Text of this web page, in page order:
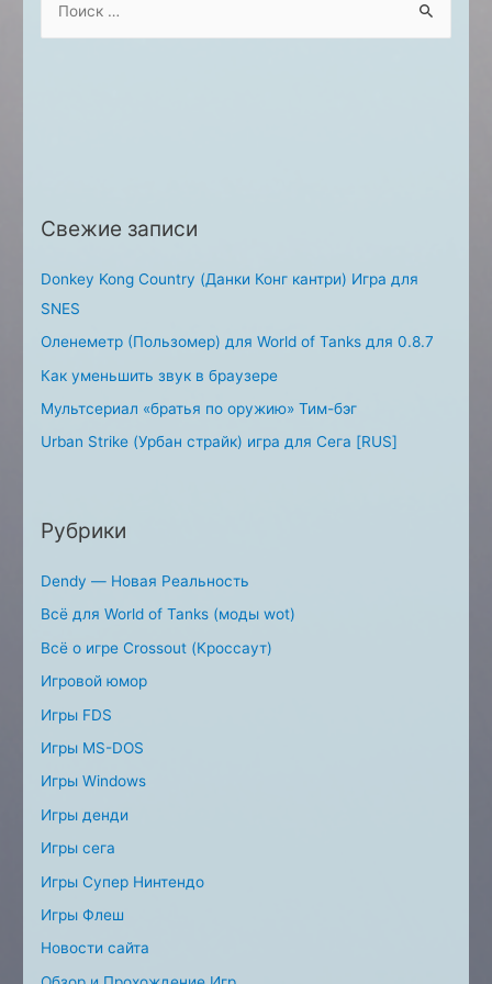
rСвежие записи
Donkey Kong Country (Данки Конг кантри) Игра для
SNES
Оленеметр (Пользомер) для World of Tanks для 0.8.7
Как уменьшить звук в браузере
Мультсериал «братья по оружию» Тим-бэг
Urban Strike (Урбан страйк) игра для Сега [RUS]
Рубрики
Dendy — Новая Реальность
Всё для World of Tanks (моды wot)
Всё о игре Crossout (Кроссаут)
Игровой юмор
Игры FDS
Игры MS-DOS
Игры Windows
Игры денди
Игры сега
Игры Супер Нинтендо
Игры Флеш
Новости сайта